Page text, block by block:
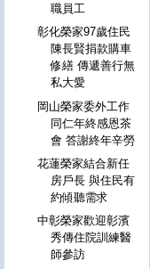
職員工
彰化榮家97歲住民
陳長賢捐款購車
修繕 傳遞善行無
私大愛
岡山榮家委外工作
同仁年終感恩茶
會 答謝終年辛勞
花蓮榮家結合新任
房戶長 與住民有
約傾聽需求
中彰榮家歡迎彰濱
秀傳住院訓練醫
師參訪